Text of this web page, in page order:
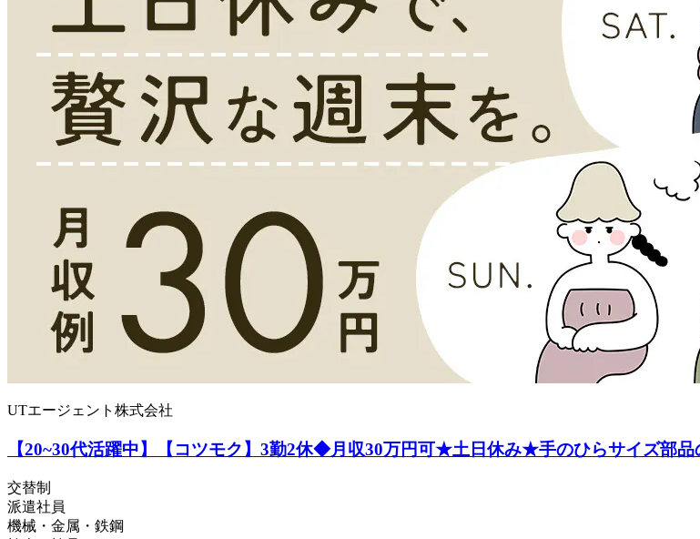
UTエージェント株式会社
【20~30代活躍中】【コツモク】3勤2休◆月収30万円可★土日休み★手のひらサイズ部
交替制
派遣社員
機械・金属・鉄鋼